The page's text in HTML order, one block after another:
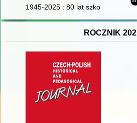
1945-2025 : 80 lat szkolnictwa
ROCZNIK